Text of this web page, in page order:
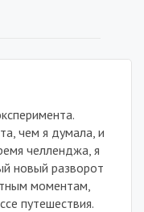
чем я думала, и
челленджа, я
новый разворот
моментам,
путешествия.